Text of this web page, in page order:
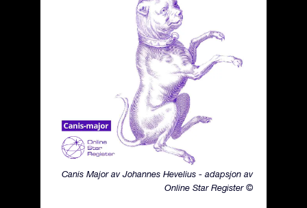
Canis Major av Johannes Hevelius - adapsjon av
Online Star Register ©